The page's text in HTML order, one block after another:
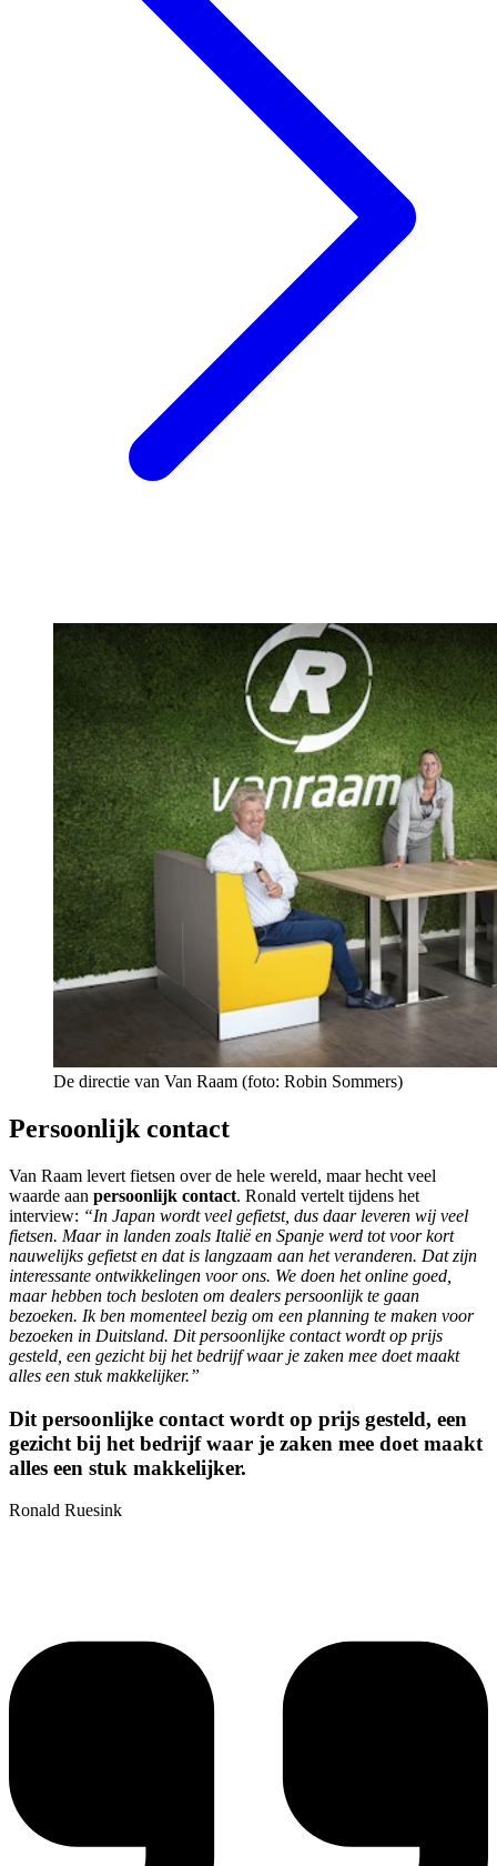
De directie van Van Raam (foto: Robin Sommers)
Persoonlijk contact
Van Raam levert fietsen over de hele wereld, maar hecht veel
waarde aan persoonlijk contact. Ronald vertelt tijdens het
interview: “In Japan wordt veel gefietst, dus daar leveren wij veel
fietsen. Maar in landen zoals Italië en Spanje werd tot voor kort
nauwelijks gefietst en dat is langzaam aan het veranderen. Dat zijn
interessante ontwikkelingen voor ons. We doen het online goed,
maar hebben toch besloten om dealers persoonlijk te gaan
bezoeken. Ik ben momenteel bezig om een planning te maken voor
bezoeken in Duitsland. Dit persoonlijke contact wordt op prijs
gesteld, een gezicht bij het bedrijf waar je zaken mee doet maakt
alles een stuk makkelijker.”
Dit persoonlijke contact wordt op prijs gesteld, een
gezicht bij het bedrijf waar je zaken mee doet maakt
alles een stuk makkelijker.
Ronald Ruesink